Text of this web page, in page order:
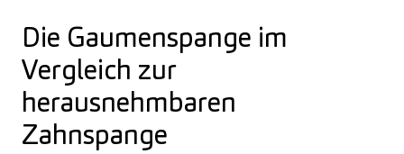
Die Gaumenspange im
Vergleich zur
herausnehmbaren
Zahnspange